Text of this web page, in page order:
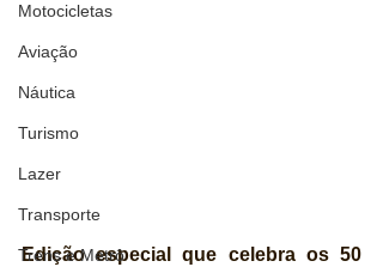
Motocicletas
Aviação
Náutica
Turismo
Lazer
Transporte
Trens e Metrô
Edição especial que celebra os 50